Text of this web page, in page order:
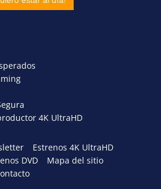
4K UltraHD
Estrenos 4K UltraHD
DVD
Mapa del sitio